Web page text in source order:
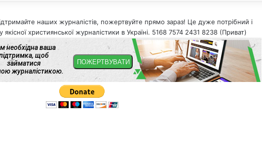
наших журналістів, пожертвуйте прямо зараз! Це дуже потрібний і
християнської журналістики в Україні. 5168 7574 2431 8238 (Приват)